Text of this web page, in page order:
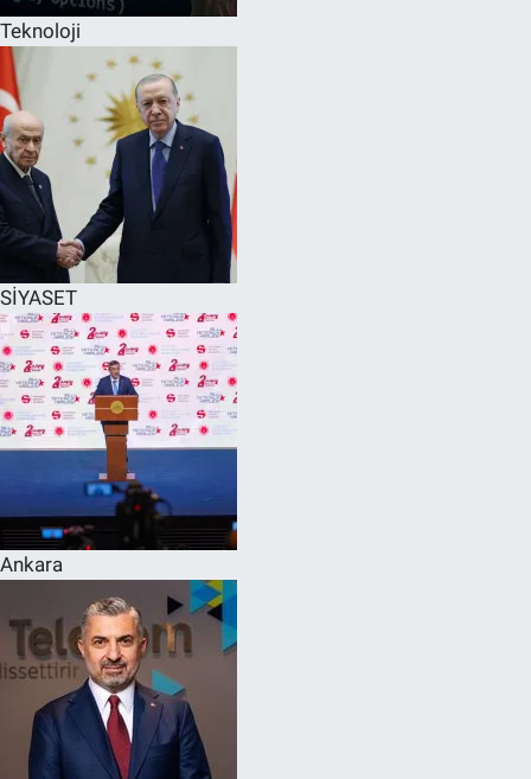
Teknoloji
SİYASET
Ankara